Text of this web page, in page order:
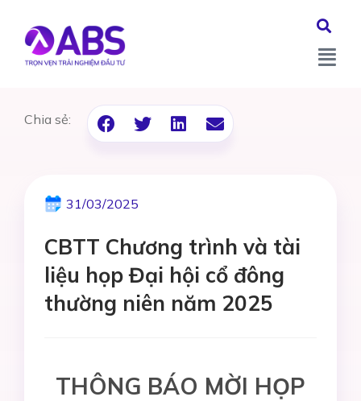
Chia sẻ:
31/03/2025
CBTT Chương trình và tài
liệu họp Đại hội cổ đông
thường niên năm 2025
THÔNG BÁO MỜI HỌP